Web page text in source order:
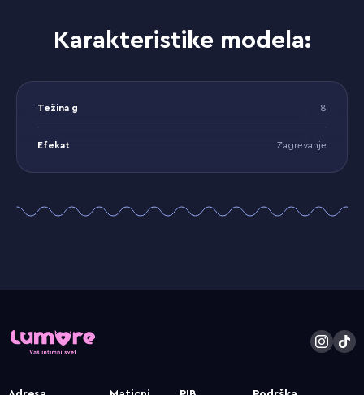
Karakteristike modela:
Težina g 8
Efekat Zagrevanje